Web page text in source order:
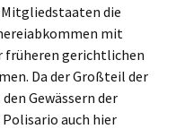
die
mit
früheren gerichtlichen
Da der Großteil der
Gewässern der
auch hier